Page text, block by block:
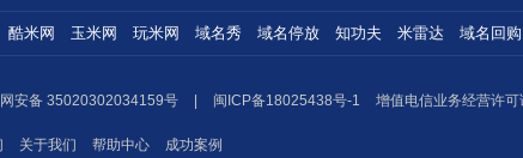
酷米网 玉米网 玩米网 域名秀 域名停放 知功夫 米雷达 域名回购
安备 35020302034159号 闽ICP备18025438号-1 增值电信业务经营许
关于我们 帮助中心 成功案例